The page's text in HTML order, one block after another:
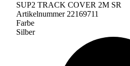
SUP2 TRACK COVER 2M SR
Artikelnummer 22169711
Farbe
Silber